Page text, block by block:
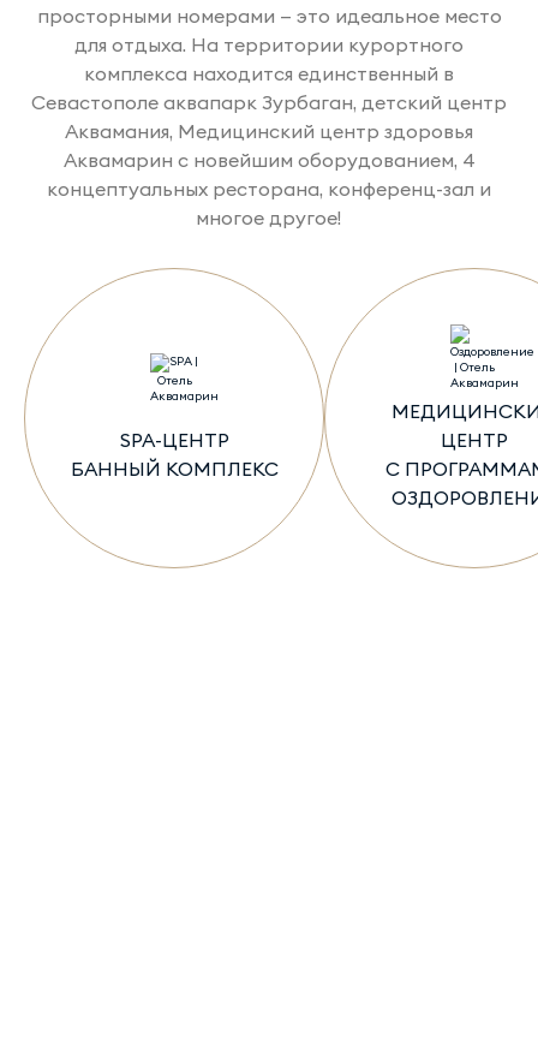
просторными номерами — это идеальное место
для отдыха. На территории курортного
комплекса находится единственный в
Севастополе аквапарк Зурбаган, детский центр
Аквамания, Медицинский центр здоровья
Аквамарин с новейшим оборудованием, 4
концептуальных ресторана, конференц-зал и
многое другое!
SPA-ЦЕНТР
БАННЫЙ КОМПЛЕКС
ЦЕНТР
С